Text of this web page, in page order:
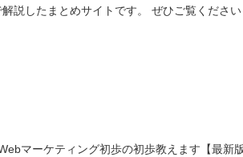
説したまとめサイトです。 ぜひご覧ください
マーケティング初歩の初歩教えます【最新版